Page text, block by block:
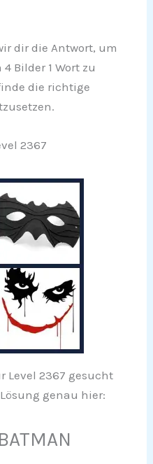
dir die Antwort, um
Bilder 1 Wort zu
die richtige
2367
Level 2367 gesucht
genau hier:
BATMAN